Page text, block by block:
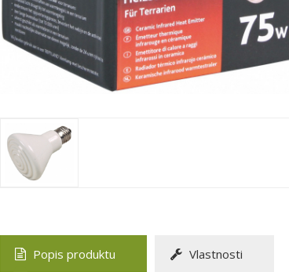
Popis produktu Vlastnosti